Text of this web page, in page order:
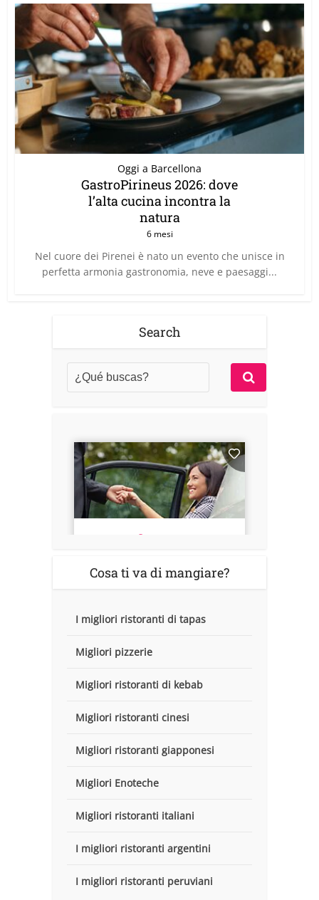
Oggi a Barcellona
GastroPirineus 2026: dove
l’alta cucina incontra la
natura
6 mesi
Nel cuore dei Pirenei è nato un evento che unisce in
perfetta armonia gastronomia, neve e paesaggi...
Search
Cosa ti va di mangiare?
I migliori ristoranti di tapas
Migliori pizzerie
Migliori ristoranti di kebab
Migliori ristoranti cinesi
Migliori ristoranti giapponesi
Migliori Enoteche
Migliori ristoranti italiani
I migliori ristoranti argentini
I migliori ristoranti peruviani